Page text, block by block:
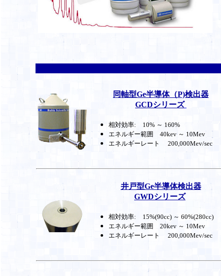
同軸型Ge半導体（P)検出器
GCDシリーズ
相対効率: 10% ～ 160%
エネルギー範囲 40kev ～ 10Mev
エネルギーレート
200,000Mev/sec
井戸型Ge半導体検出器
GWDシリーズ
相対効率: 15%(90cc) ～ 60%(280cc)
エネルギー範囲 20kev ～ 10Mev
エネルギーレート
200,000Mev/sec